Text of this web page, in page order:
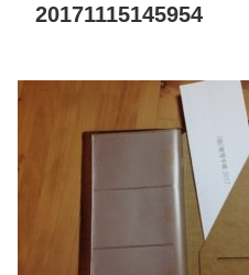
20171115145954